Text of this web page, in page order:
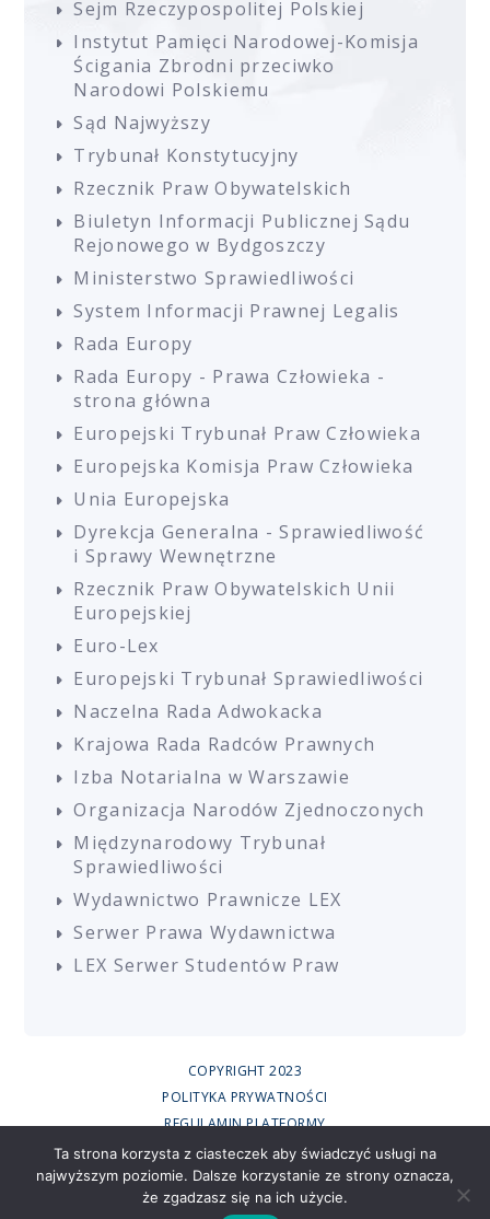
Sejm Rzeczypospolitej Polskiej
Instytut Pamięci Narodowej-Komisja
Ścigania Zbrodni przeciwko
Narodowi Polskiemu
Sąd Najwyższy
Trybunał Konstytucyjny
Rzecznik Praw Obywatelskich
Biuletyn Informacji Publicznej Sądu
Rejonowego w Bydgoszczy
Ministerstwo Sprawiedliwości
System Informacji Prawnej Legalis
Rada Europy
Rada Europy - Prawa Człowieka -
strona główna
Europejski Trybunał Praw Człowieka
Europejska Komisja Praw Człowieka
Unia Europejska
Dyrekcja Generalna - Sprawiedliwość
i Sprawy Wewnętrzne
Rzecznik Praw Obywatelskich Unii
Europejskiej
Euro-Lex
Europejski Trybunał Sprawiedliwości
Naczelna Rada Adwokacka
Krajowa Rada Radców Prawnych
Izba Notarialna w Warszawie
Organizacja Narodów Zjednoczonych
Międzynarodowy Trybunał
Sprawiedliwości
Wydawnictwo Prawnicze LEX
Serwer Prawa Wydawnictwa
LEX Serwer Studentów Praw
COPYRIGHT 2023
POLITYKA PRYWATNOŚCI
REGULAMIN PLATFORMY
REGULAMIN SZKOLEŃ
UCZESTNICY SZKOLEŃ ONLINE
RODO
Ta strona korzysta z ciasteczek aby świadczyć usługi na
najwyższym poziomie. Dalsze korzystanie ze strony oznacza,
że zgadzasz się na ich użycie.